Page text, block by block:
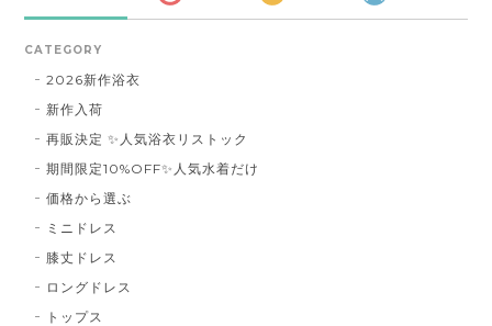
CATEGORY
2026新作浴衣
新作入荷
再販決定 ✨人気浴衣リストック
期間限定10%OFF✨人気水着だけ
価格から選ぶ
ミニドレス
膝丈ドレス
ロングドレス
トップス